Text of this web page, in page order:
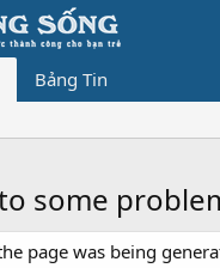
Bảng Tin
some
page was being